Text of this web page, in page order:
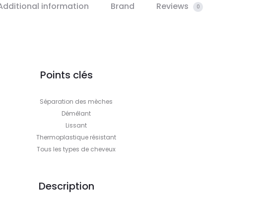
information Brand Reviews 0
Points clés
Séparation des mèches
Démêlant
Lissant
Thermoplastique résistant
Tous les types de cheveux
Description